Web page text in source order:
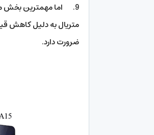
9. اما مهمترین بخش
متریال به دلیل کاهش
ضرورت دارد.